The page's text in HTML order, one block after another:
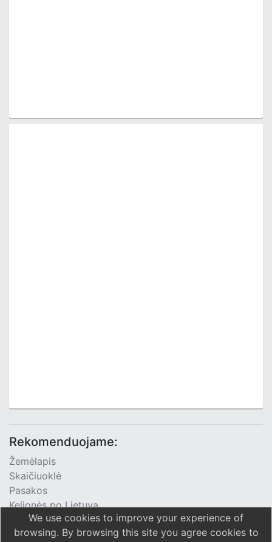
Rekomenduojame:
Žemėlapis
Skaičiuoklė
Pasakos
Kelionės po Lietuvą
TV Programa
We use cookies to improve your experience of
browsing. By browsing this site you agree cookies to